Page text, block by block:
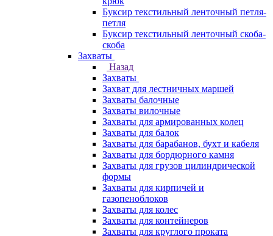
Буксир текстильный ленточный петля-
петля
Буксир текстильный ленточный скоба-
скоба
Захваты
Назад
Захваты
Захват для лестничных маршей
Захваты балочные
Захваты вилочные
Захваты для армированных колец
Захваты для балок
Захваты для барабанов, бухт и кабеля
Захваты для бордюрного камня
Захваты для грузов цилиндрической
формы
Захваты для кирпичей и
газопеноблоков
Захваты для колес
Захваты для контейнеров
Захваты для круглого проката